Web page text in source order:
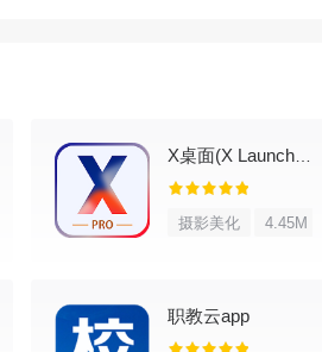
阿拉伯语、白俄罗斯语、中文（简体和
语、意大利语、韩语、波兰语、葡萄牙
摄影美化 4.45M
职教云app